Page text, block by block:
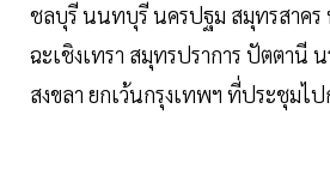
ชลบุรี นนทบุรี นครปฐม สมุทรสาคร
ฉะเชิงเทรา สมุทรปราการ ปัตตานี
สงขลา ยกเว้นกรุงเทพฯ ที่ประชุมไ